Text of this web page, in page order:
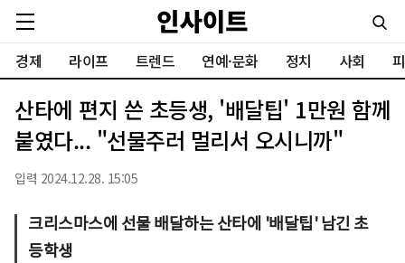
경제 라이프 트렌드 연예·문화 정치 사회
산타에 편지 쓴 초등생, '배달팁' 1만원 함께
붙였다... "선물주러 멀리서 오시니까"
입력 2024.12.28. 15:05
크리스마스에 선물 배달하는 산타에 '배달팁' 남긴 초
등학생